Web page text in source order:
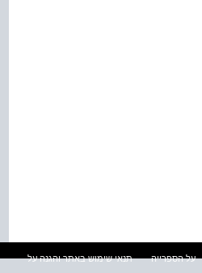
על הספרייה
תנאי שימוש באתר והגנה על